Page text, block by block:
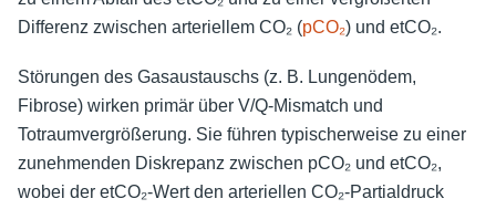
Differenz zwischen arteriellem CO₂ (pCO₂) und etCO₂.
Störungen des Gasaustauschs (z. B. Lungenödem,
Fibrose) wirken primär über V/Q-Mismatch und
Totraumvergrößerung. Sie führen typischerweise zu einer
zunehmenden Diskrepanz zwischen pCO₂ und etCO₂,
wobei der etCO₂-Wert den arteriellen CO₂-Partialdruck